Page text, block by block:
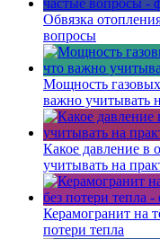
Обвязка
вопросы
Мощность
важно учитывать
Какое давление
учитывать на
Керамогранит на
потери тепла